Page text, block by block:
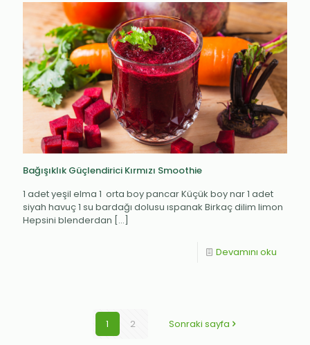
Bağışıklık Güçlendirici Kırmızı Smoothie
1 adet yeşil elma 1 orta boy pancar Küçük boy nar 1 adet
siyah havuç 1 su bardağı dolusu ıspanak Birkaç dilim limon
Hepsini blenderdan […]
Devamını oku
1 2 Sonraki sayfa